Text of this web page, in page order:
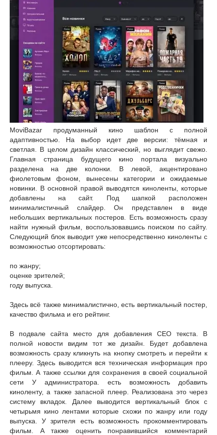
MoviBazar продуманный кино шаблон с полной
адаптивностью. На выбор идет две версии: тёмная и
светлая. В целом дизайн классический, но выглядит свежо.
Главная страница будущего кино портала визуально
разделена на две колонки. В левой, акцентировано
фиолетовым фоном, вынесены категории и ожидаемые
новинки. В основной правой выводятся киноленты, которые
добавлены на сайт. Под шапкой расположен
минималистичный слайдер. Он представлен в виде
небольших вертикальных постеров. Есть возможность сразу
найти нужный фильм, воспользовавшись поиском по сайту.
Следующий блок выводит уже непосредственно киноленты с
возможностью отсортировать:
по жанру;
оценке зрителей;
году выпуска.
Здесь всё также минималистично, есть вертикальный постер,
качество фильма и его рейтинг.
В подвале сайта место для добавления СЕО текста. В
полной новости видим тот же дизайн. Будет добавлена
возможность сразу кликнуть на кнопку смотреть и перейти к
плееру. Здесь выводится вся техническая информация про
фильм. А также ссылки для сохранения в своей социальной
сети У администратора. есть возможность добавить
киноленту, а также запасной плеер. Реализована это через
систему вкладок. Далее выводится вертикальный блок с
четырьмя кино лентами которые схожи по жанру или году
выпуска. У зрителя есть возможность прокомментировать
фильм. А также оценить понравившийся комментарий